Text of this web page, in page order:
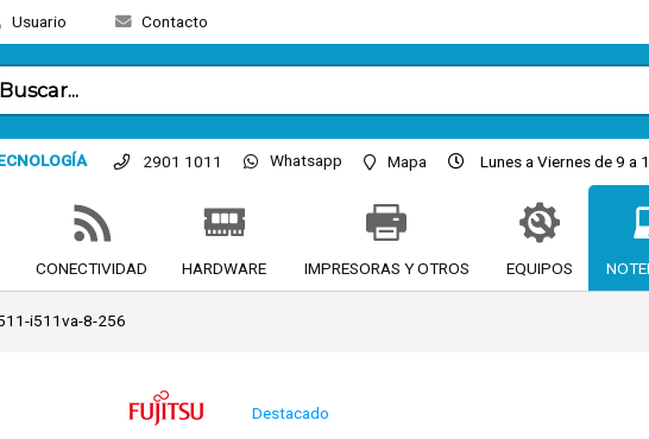
Enviar a email
Usuario Contacto
2901 1011 Whatsapp Mapa Lunes a Viernes de 9 a
CONECTIVIDAD HARDWARE IMPRESORAS Y OTROS EQUIPOS
i511va-8-256
Destacado